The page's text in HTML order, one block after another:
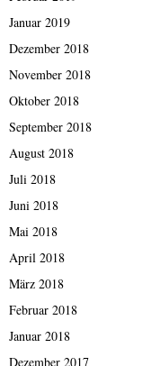
Januar 2019
Dezember 2018
November 2018
Oktober 2018
September 2018
August 2018
Juli 2018
Juni 2018
Mai 2018
April 2018
März 2018
Februar 2018
Januar 2018
Dezember 2017